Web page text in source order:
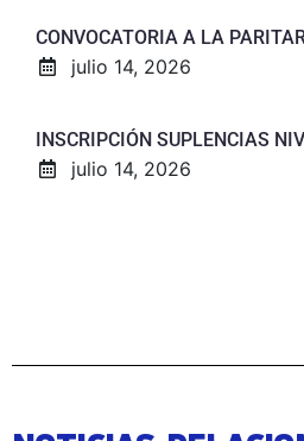
CONVOCATORIA A LA
julio 14, 2026
INSCRIPCIÓN SUPLENCIAS
julio 14, 2026